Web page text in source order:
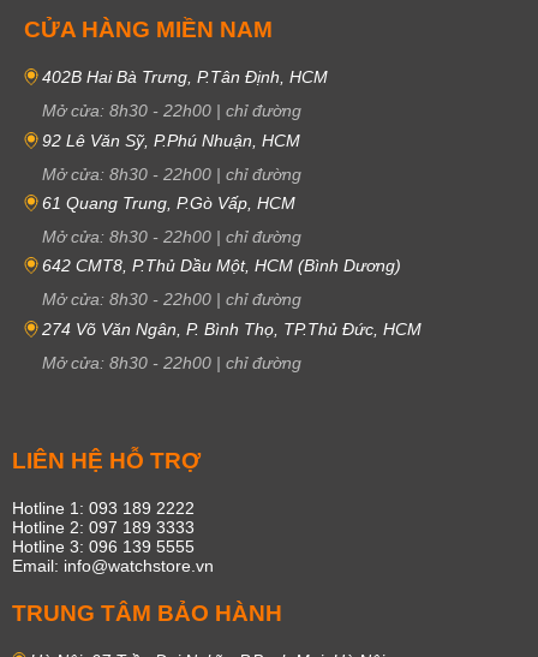
CỬA HÀNG MIỀN NAM
402B Hai Bà Trưng, P.Tân Định, HCM
Mở cửa: 8h30 - 22h00 | chỉ đường
92 Lê Văn Sỹ, P.Phú Nhuận, HCM
Mở cửa: 8h30 - 22h00 | chỉ đường
61 Quang Trung, P.Gò Vấp, HCM
Mở cửa: 8h30 - 22h00 | chỉ đường
642 CMT8, P.Thủ Dầu Một, HCM (Bình Dương)
Mở cửa: 8h30 - 22h00 | chỉ đường
274 Võ Văn Ngân, P. Bình Thọ, TP.Thủ Đức, HCM
Mở cửa: 8h30 - 22h00 | chỉ đường
LIÊN HỆ HỖ TRỢ
Hotline 1: 093 189 2222
Hotline 2: 097 189 3333
Hotline 3: 096 139 5555
Email: info@watchstore.vn
TRUNG TÂM BẢO HÀNH